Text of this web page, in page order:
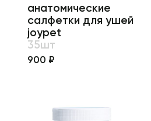
анатомические
салфетки для ушей
joypet
35шт
900 ₽